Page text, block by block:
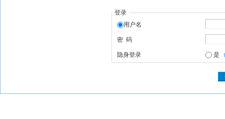
登录
用户名
密 码
隐身登录 是